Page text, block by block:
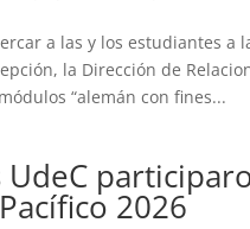
a las y los estudiantes
la Dirección de
“alemán con fines...
UdeC
2026